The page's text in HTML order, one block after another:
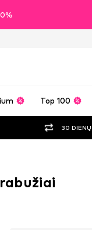
Top 100
30 DIENŲ